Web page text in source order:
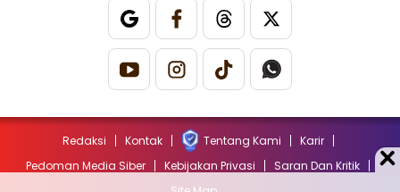
Redaksi Kontak Tentang Kami
Karir
Pedoman Media Siber
Kebijakan Privasi
Saran Dan Kritik